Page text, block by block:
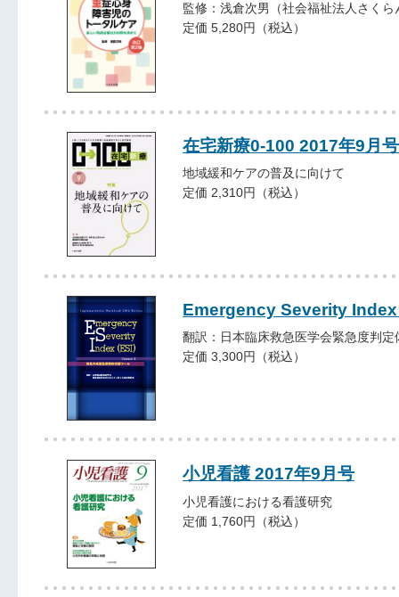
監修：浅倉次男（社会福祉法人さく
定価 5,280円（税込）
在宅新療0-100 2017年9月号
地域緩和ケアの普及に向けて
定価 2,310円（税込）
Emergency Severity
翻訳：日本臨床救急医学会緊急度判
定価 3,300円（税込）
小児看護 2017年9月号
小児看護における看護研究
定価 1,760円（税込）